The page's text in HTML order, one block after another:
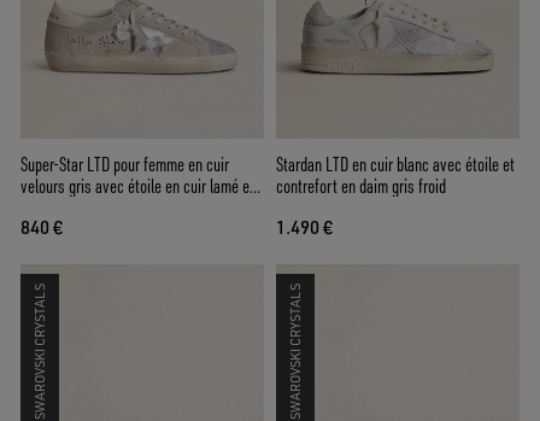
Super-Star LTD pour femme en cuir
velours gris avec étoile en cuir lamé et
840 €
Stardan LTD en cuir blanc avec étoile et
contrefort en daim gris froid
1.490 €
SWAROVSKI CRYSTALS SWAROVSKI CRYSTALS